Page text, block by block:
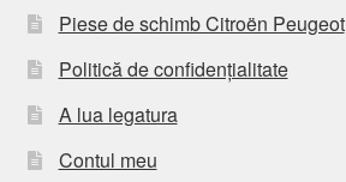
Piese de schimb Citroën Peugeot
Politică de confidențialitate
A lua legatura
Contul meu